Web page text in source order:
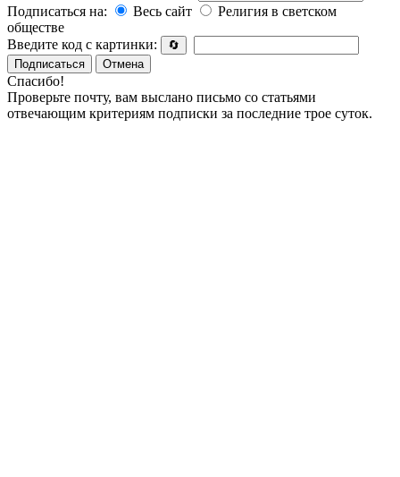
Подписаться на:
Весь сайт
Религия в светском
обществе
Введите код с картинки:
🔄
Подписаться
Отмена
Спасибо!
Проверьте почту, вам выслано письмо со статьями
отвечающим критериям подписки за последние трое суток.